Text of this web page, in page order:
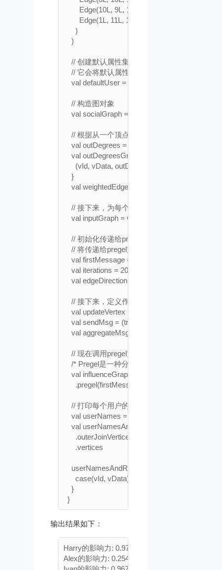
        Edge(10L, 9L, 1),
        Edge(1L, 11L, 1)
      )
    )
    // 创建默认属性集(id为11的顶点没有任何属性)
// 它会将默认属性分配给没有被显式分配任
    val defaultUser = User("NA", 0)
    // 构造图对象
val socialGraph = Graph(usersRDD,
// 根据从一个顶点的出度为每条边分配一个权
    val outDegrees = socialGraph.outDegrees
val outDegreesGraph =
      (vId, vData, outDeg) => outDeg.getOrElse(0)
    }
val weightedEdgesGraph =
    // 接下来，为每个用户分配一个初始影响等级
val inputGraph =
    // 初始化传递给pregel方法的参数
// 将传递给pregel方法的三个参数的第一个集
    val firstMessage = 0.0
    val iterations = 20
    val edgeDirection = EdgeDirection.Out
// 接下来，定义作为参数传递给pregel方法的
val updateVertex = (vId: Long, vData:
val sendMsg = (triplet: EdgeTriplet[Double,
val aggregateMsgs = (x: Double, y: Double )
    // 现在调用pregel方法
/* Pregel是一种分布式计算模型，用于处理
    val influenceGraph = inputGraph
.pregel(firstMessage, iterations,
// 打印每个用户的姓名和影响排名来检查计算
val userNames =
    val userNamesAndRanks = influenceGraph
.outerJoinVertices(userNames){(vId,
      .vertices
    userNamesAndRanks.collect.foreach{
case(vId, vData) => println(vData._1 +"的影
    }
输出结果如下：
Harry的影响力: 0.9733813220346056
Alex的影响力: 0.2546939612521768